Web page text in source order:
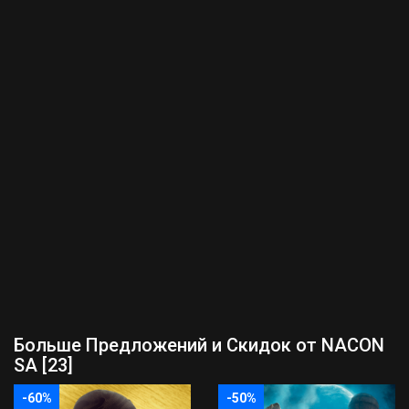
Больше Предложений и Скидок от NACON
SA [23]
-60% -50%